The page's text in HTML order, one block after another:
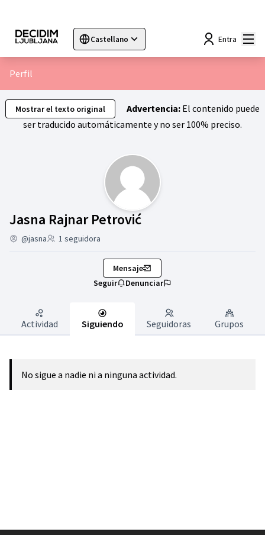
Castellano
Sprache wählenChoose language Choisir la langue
Entra
Perfil
Mostrar el texto original Advertencia: El contenido puede
ser traducido automáticamente y no ser 100% preciso.
Jasna Rajnar PetrovićSiguiendo (Jasna
@jasna 1 seguidora
Mensaje
Seguir
Denunciar
Actividad Siguiendo Seguidoras Grupos
No sigue a nadie ni a ninguna actividad.